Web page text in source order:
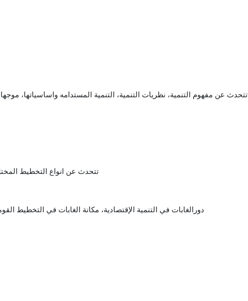
تتحدث عن مفهوم التنمية، نظريات التنمية، التنمية المستدامه واساسياتها،
تتحدث عن انواع التخطيط
دورالغابات في التنمية الإقتصادية، مكانة الغابات في التخطيط